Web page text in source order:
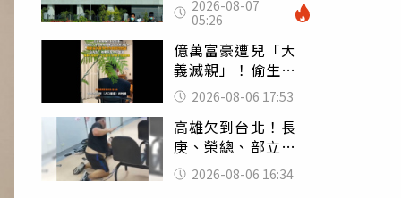
重話：考慮收回股
務自辦
2026-08-07
05:26
億萬富豪遭兒「大
義滅親」！偷生子
怕曝光 竟盜鄰居
身份辦假證落戶
2026-08-06 17:53
高雄欠到台北！長
庚、榮總、部立醫
院都受害 「醫療
暴力男」離譜紀錄
2026-08-06 16:34